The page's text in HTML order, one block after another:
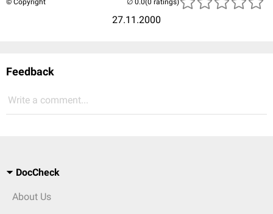
© Copyright
27.11.2000
(0 ratings)
Feedback
Write a comment...
DocCheck
About Us